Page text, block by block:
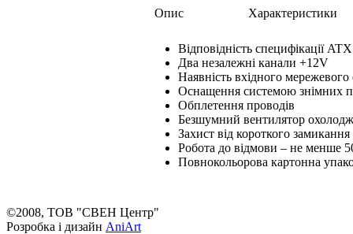
Опис Характеристики
Відповідність специфікації
Два незалежні канали +12V
Наявність вхідного мережевого
Оснащення системою знімних
Обплетення проводів
Безшумний вентилятор
Захист від короткого замикання
Робота до відмови – не менше
Повнокольорова картонна
©2008, ТОВ "СВЕН Центр"
Розробка і дизайн AniArt